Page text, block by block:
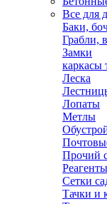
Все для
Баки,
Грабли,
Замки
каркасы
Леска
Лопаты
Метлы
Прочий
Сетки
Тачки и